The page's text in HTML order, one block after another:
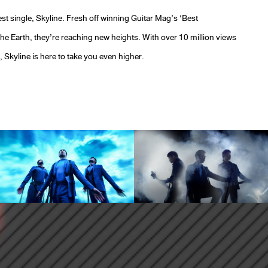
single, Skyline. Fresh off winning Guitar Mag’s ‘Best
Earth, they’re reaching new heights. With over 10 million views
is here to take you even higher.